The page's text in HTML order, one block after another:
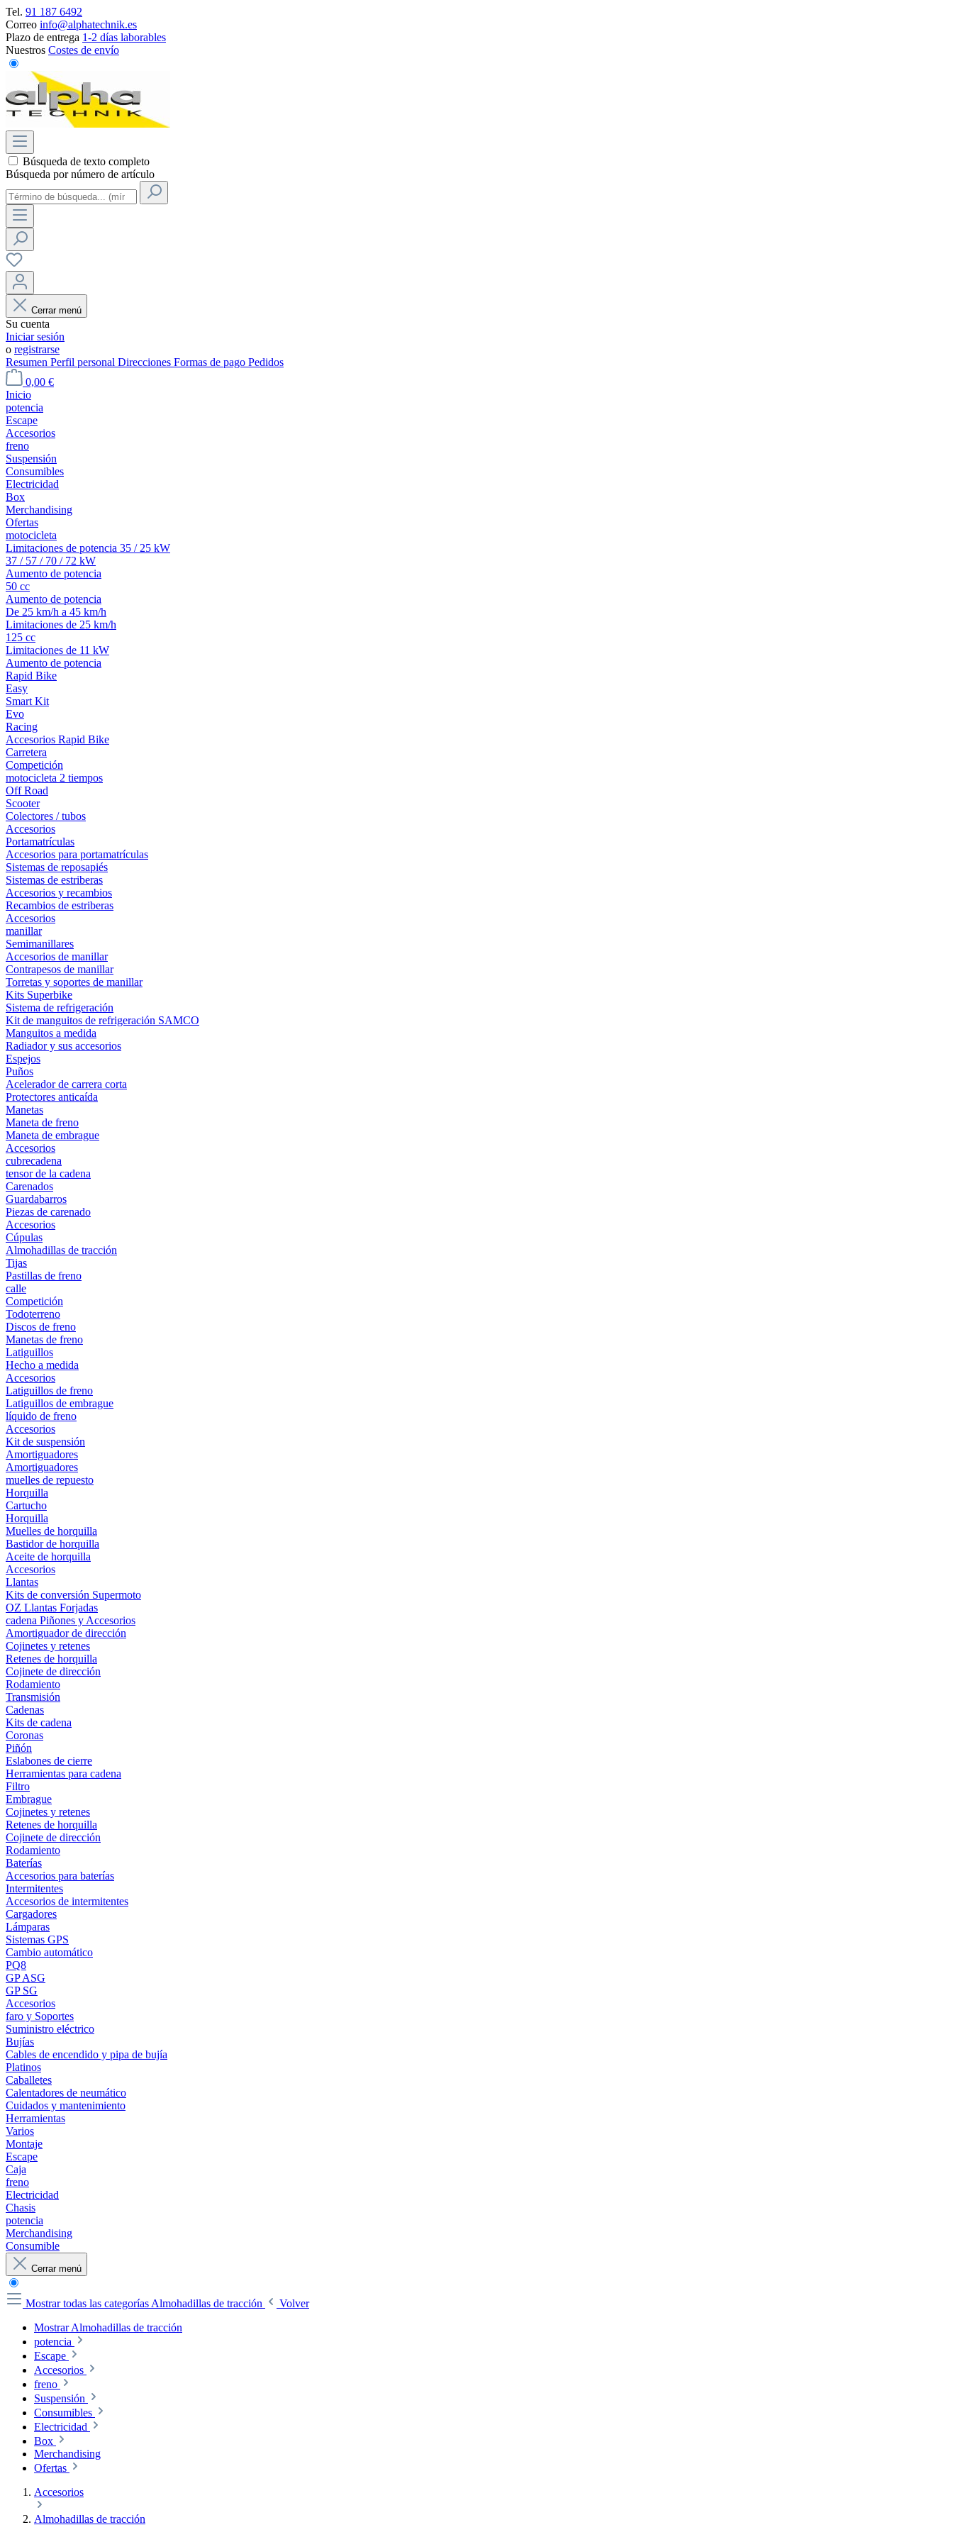
Tel. 91 187 6492
Correo info@alphatechnik.es
Plazo de entrega 1-2 días laborables
Nuestros Costes de envío
Búsqueda de texto completo
Búsqueda por número de artículo
Cerrar menú
Su cuenta
Iniciar sesión
o registrarse
Resumen Perfil personal Direcciones Formas de pago Pedidos
0,00 €
Inicio
potencia
Escape
Accesorios
freno
Suspensión
Consumibles
Electricidad
Box
Merchandising
Ofertas
motocicleta
Limitaciones de potencia 35 / 25 kW
37 / 57 / 70 / 72 kW
Aumento de potencia
50 cc
Aumento de potencia
De 25 km/h a 45 km/h
Limitaciones de 25 km/h
125 cc
Limitaciones de 11 kW
Aumento de potencia
Rapid Bike
Easy
Smart Kit
Evo
Racing
Accesorios Rapid Bike
Carretera
Competición
motocicleta 2 tiempos
Off Road
Scooter
Colectores / tubos
Accesorios
Portamatrículas
Accesorios para portamatrículas
Sistemas de reposapiés
Sistemas de estriberas
Accesorios y recambios
Recambios de estriberas
Accesorios
manillar
Semimanillares
Accesorios de manillar
Contrapesos de manillar
Torretas y soportes de manillar
Kits Superbike
Sistema de refrigeración
Kit de manguitos de refrigeración SAMCO
Manguitos a medida
Radiador y sus accesorios
Espejos
Puños
Acelerador de carrera corta
Protectores anticaída
Manetas
Maneta de freno
Maneta de embrague
Accesorios
cubrecadena
tensor de la cadena
Carenados
Guardabarros
Piezas de carenado
Accesorios
Cúpulas
Almohadillas de tracción
Tijas
Pastillas de freno
calle
Competición
Todoterreno
Discos de freno
Manetas de freno
Latiguillos
Hecho a medida
Accesorios
Latiguillos de freno
Latiguillos de embrague
líquido de freno
Accesorios
Kit de suspensión
Amortiguadores
Amortiguadores
muelles de repuesto
Horquilla
Cartucho
Horquilla
Muelles de horquilla
Bastidor de horquilla
Aceite de horquilla
Accesorios
Llantas
Kits de conversión Supermoto
OZ Llantas Forjadas
cadena Piñones y Accesorios
Amortiguador de dirección
Cojinetes y retenes
Retenes de horquilla
Cojinete de dirección
Rodamiento
Transmisión
Cadenas
Kits de cadena
Coronas
Piñón
Eslabones de cierre
Herramientas para cadena
Filtro
Embrague
Cojinetes y retenes
Retenes de horquilla
Cojinete de dirección
Rodamiento
Baterías
Accesorios para baterías
Intermitentes
Accesorios de intermitentes
Cargadores
Lámparas
Sistemas GPS
Cambio automático
PQ8
GP ASG
GP SG
Accesorios
faro y Soportes
Suministro eléctrico
Bujías
Cables de encendido y pipa de bujía
Platinos
Caballetes
Calentadores de neumático
Cuidados y mantenimiento
Herramientas
Varios
Montaje
Escape
Caja
freno
Electricidad
Chasis
potencia
Merchandising
Consumible
Cerrar menú
Mostrar todas las categorías Almohadillas de tracción
Volver
Mostrar Almohadillas de tracción
potencia
Escape
Accesorios
freno
Suspensión
Consumibles
Electricidad
Box
Merchandising
Ofertas
Accesorios
Almohadillas de tracción